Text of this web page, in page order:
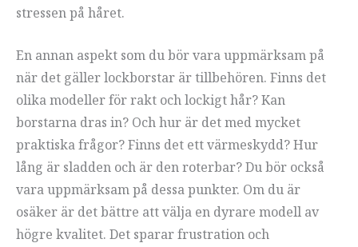
stressen på håret.
En annan aspekt som du bör vara uppmärksam på
när det gäller lockborstar är tillbehören. Finns det
olika modeller för rakt och lockigt hår? Kan
borstarna dras in? Och hur är det med mycket
praktiska frågor? Finns det ett värmeskydd? Hur
lång är sladden och är den roterbar? Du bör också
vara uppmärksam på dessa punkter. Om du är
osäker är det bättre att välja en dyrare modell av
högre kvalitet. Det sparar frustration och